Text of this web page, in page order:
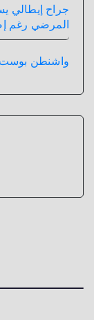
جراح إيطالي
المرضي رغم
واشنطن بوست